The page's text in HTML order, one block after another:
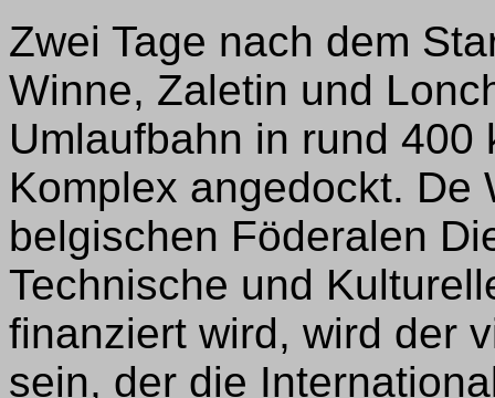
Zwei Tage nach dem
Winne, Zaletin und
Umlaufbahn in rund
Komplex angedockt. De
belgischen Föderalen
Technische und
finanziert wird, wird der
sein, der die